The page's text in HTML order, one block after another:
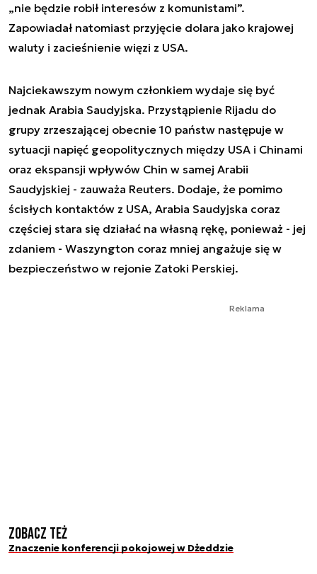
„nie będzie robił interesów z komunistami”.
Zapowiadał natomiast przyjęcie dolara jako krajowej
waluty i zacieśnienie więzi z USA.
Najciekawszym nowym członkiem wydaje się być
jednak Arabia Saudyjska. Przystąpienie Rijadu do
grupy zrzeszającej obecnie 10 państw następuje w
sytuacji napięć geopolitycznych między USA i Chinami
oraz ekspansji wpływów Chin w samej Arabii
Saudyjskiej - zauważa Reuters. Dodaje, że pomimo
ścisłych kontaktów z USA, Arabia Saudyjska coraz
częściej stara się działać na własną rękę, ponieważ - jej
zdaniem - Waszyngton coraz mniej angażuje się w
bezpieczeństwo w rejonie Zatoki Perskiej.
Reklama
Zobacz też
Znaczenie konferencji pokojowej w Dżeddzie